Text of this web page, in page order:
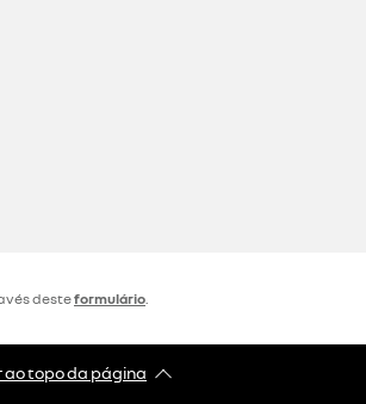
desteformulário.
topo da página